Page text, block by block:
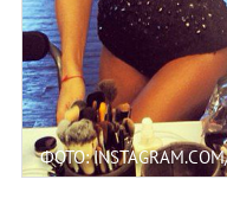
ФОТО: